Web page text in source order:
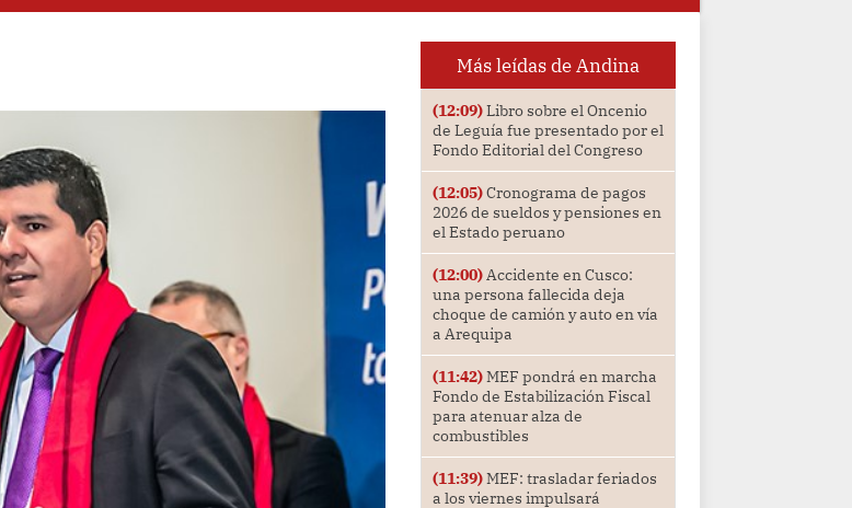
Más leídas de Andina
(12:09)Libro sobre el Oncenio
de Leguía fue presentado por el
Fondo Editorial del Congreso
(12:05)Cronograma de pagos
2026 de sueldos y pensiones en
el Estado peruano
(12:00)Accidente en Cusco:
una persona fallecida deja
choque de camión y auto en vía
a Arequipa
(11:42)MEF pondrá en marcha
Fondo de Estabilización Fiscal
para atenuar alza de
combustibles
(11:39)MEF: trasladar feriados
a los viernes impulsará